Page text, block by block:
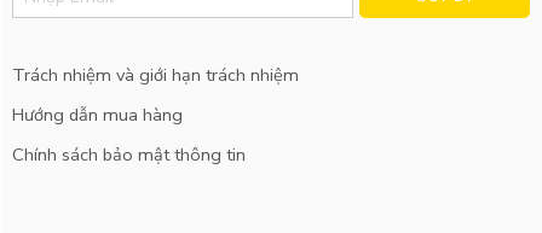
Trách nhiệm và giới hạn trách nhiệm
Hướng dẫn mua hàng
Chính sách bảo mật thông tin